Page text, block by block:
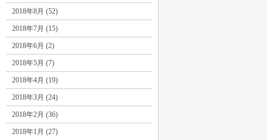
2018年8月 (52)
2018年7月 (15)
2018年6月 (2)
2018年5月 (7)
2018年4月 (19)
2018年3月 (24)
2018年2月 (36)
2018年1月 (27)